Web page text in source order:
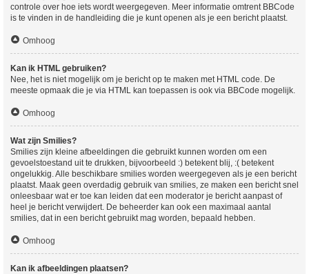
controle over hoe iets wordt weergegeven. Meer informatie omtrent BBCode
is te vinden in de handleiding die je kunt openen als je een bericht plaatst.
Omhoog
Kan ik HTML gebruiken?
Nee, het is niet mogelijk om je bericht op te maken met HTML code. De
meeste opmaak die je via HTML kan toepassen is ook via BBCode mogelijk.
Omhoog
Wat zijn Smilies?
Smilies zijn kleine afbeeldingen die gebruikt kunnen worden om een
gevoelstoestand uit te drukken, bijvoorbeeld :) betekent blij, :( betekent
ongelukkig. Alle beschikbare smilies worden weergegeven als je een bericht
plaatst. Maak geen overdadig gebruik van smilies, ze maken een bericht snel
onleesbaar wat er toe kan leiden dat een moderator je bericht aanpast of
heel je bericht verwijdert. De beheerder kan ook een maximaal aantal
smilies, dat in een bericht gebruikt mag worden, bepaald hebben.
Omhoog
Kan ik afbeeldingen plaatsen?